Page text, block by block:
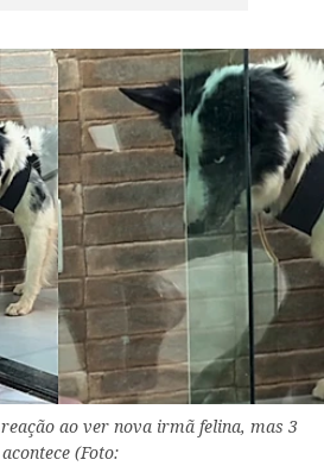
ao ver nova irmã felina, mas 3
(Foto: